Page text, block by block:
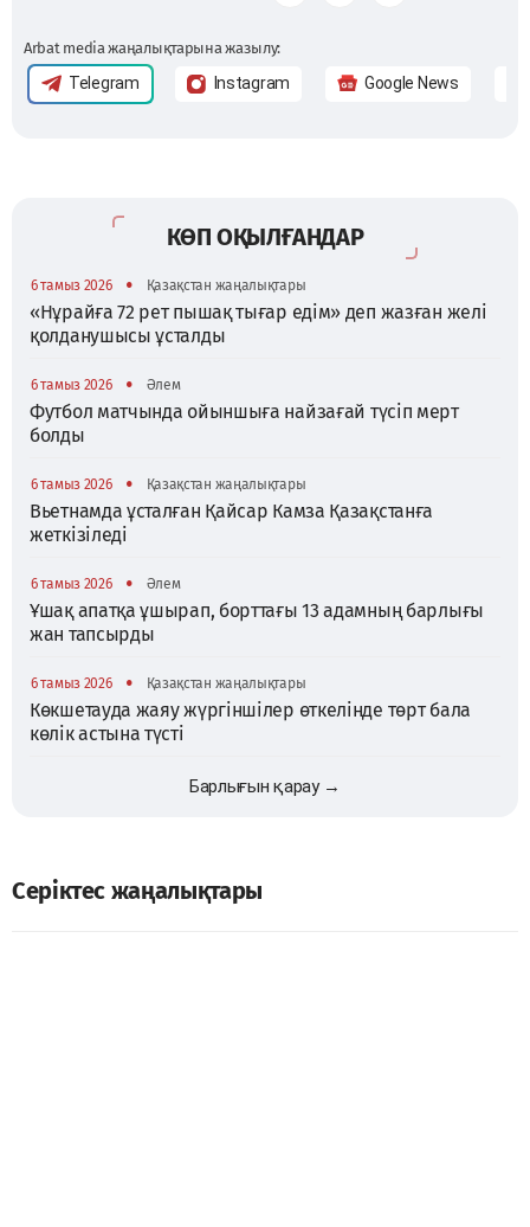
Arbat media жаңалықтарына жазылу:
Telegram Instagram Google News
КӨП ОҚЫЛҒАНДАР
6 тамыз 2026 • Қазақстан жаңалықтары
«Нұрайға 72 рет пышақ тығар едім» деп жазған желі
қолданушысы ұсталды
6 тамыз 2026 • Әлем
Футбол матчында ойыншыға найзағай түсіп мерт
болды
6 тамыз 2026 • Қазақстан жаңалықтары
Вьетнамда ұсталған Қайсар Камза Қазақстанға
жеткізіледі
6 тамыз 2026 • Әлем
Ұшақ апатқа ұшырап, борттағы 13 адамның барлығы
жан тапсырды
6 тамыз 2026 • Қазақстан жаңалықтары
Көкшетауда жаяу жүргіншілер өткелінде төрт бала
көлік астына түсті
Барлығын қарау →
Серіктес жаңалықтары